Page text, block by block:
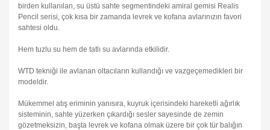
birden kullanılan, su üstü sahte segmentindeki amiral gemisi Realis
Pencil serisi, çok kısa bir zamanda levrek ve kofana avlarınızın favori
sahtesi oldu.
Hem tuzlu su hem de tatlı su avlarında etkilidir.
WTD tekniği ile avlanan oltacıların kullandığı ve vazgeçemedikleri bir
modeldir.
Mükemmel atış eriminin yanısıra, kuyruk içerisindeki hareketli ağırlık
sisteminin, sahte yüzerken çıkardığı sesler sayesinde de zemin
gözetmeksizin, başta levrek ve kofana olmak üzere bir çok tür balığın